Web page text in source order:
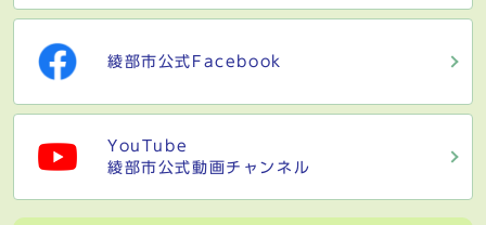
綾部市公式Facebook
YouTube
綾部市公式動画チャンネル